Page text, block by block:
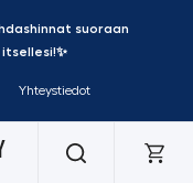
suoraan
Yhteystiedot